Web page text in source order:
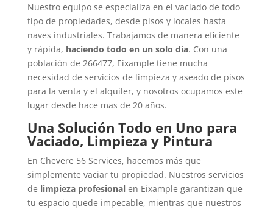
Nuestro equipo se especializa en el vaciado de todo
tipo de propiedades, desde pisos y locales hasta
naves industriales. Trabajamos de manera eficiente
y rápida, haciendo todo en un solo día. Con una
población de 266477, Eixample tiene mucha
necesidad de servicios de limpieza y aseado de pisos
para la venta y el alquiler, y nosotros ocupamos este
lugar desde hace mas de 20 años.
Una Solución Todo en Uno para
Vaciado, Limpieza y Pintura
En Chevere 56 Services, hacemos más que
simplemente vaciar tu propiedad. Nuestros servicios
de limpieza profesionalen Eixample garantizan que
tu espacio quede impecable, mientras que nuestros